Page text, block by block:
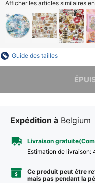
Afficher les articles similaires
Guide des tailles
Désolés, ce produit est épuisé.
Expédition à Belgium
Livraison
Estimation de livraison:
Ce produit peut être
mais pas pendant la